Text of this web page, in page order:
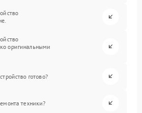
оригинальными
готово?
техники?